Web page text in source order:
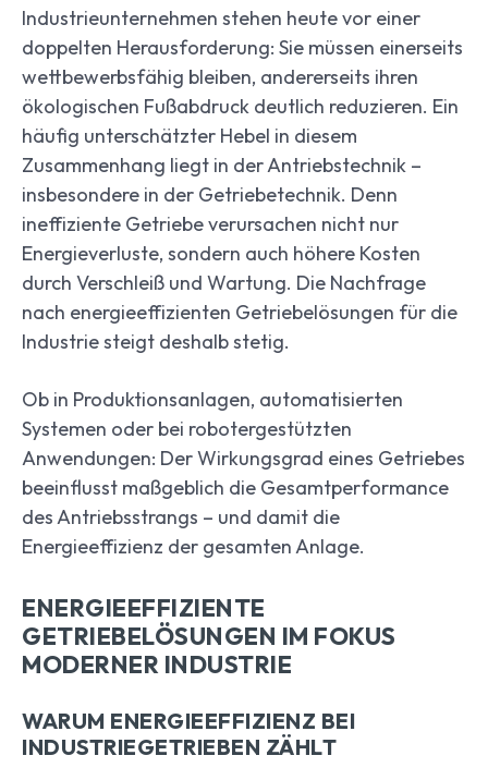
Industrieunternehmen stehen heute vor einer
doppelten Herausforderung: Sie müssen einerseits
wettbewerbsfähig bleiben, andererseits ihren
ökologischen Fußabdruck deutlich reduzieren. Ein
häufig unterschätzter Hebel in diesem
Zusammenhang liegt in der Antriebstechnik –
insbesondere in der Getriebetechnik. Denn
ineffiziente Getriebe verursachen nicht nur
Energieverluste, sondern auch höhere Kosten
durch Verschleiß und Wartung. Die Nachfrage
nach energieeffizienten Getriebelösungen für die
Industrie steigt deshalb stetig.
Ob in Produktionsanlagen, automatisierten
Systemen oder bei robotergestützten
Anwendungen: Der Wirkungsgrad eines Getriebes
beeinflusst maßgeblich die Gesamtperformance
des Antriebsstrangs – und damit die
Energieeffizienz der gesamten Anlage.
ENERGIEEFFIZIENTE
GETRIEBELÖSUNGEN IM FOKUS
MODERNER INDUSTRIE
WARUM ENERGIEEFFIZIENZ BEI
INDUSTRIEGETRIEBEN ZÄHLT